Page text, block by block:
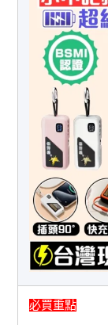
必買重點